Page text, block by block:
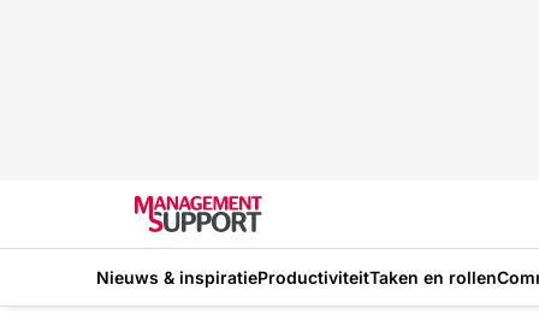
Nieuws & inspiratieProductiviteitTaken en rollen